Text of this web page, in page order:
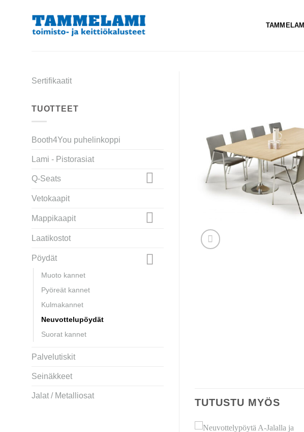
TAMMELAMI
Sertifikaatit
TUOTTEET
Booth4You puhelinkoppi
Lami - Pistorasiat
Q-Seats
Vetokaapit
Mappikaapit
Laatikostot
Pöydät
Muoto kannet
Pyöreät kannet
Kulmakannet
Neuvottelupöydät
Suorat kannet
Palvelutiskit
Seinäkkeet
Jalat / Metalliosat
TUTUSTU MYÖS